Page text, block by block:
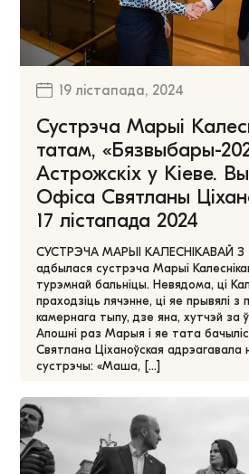
19 лістапада, 2024
Сустрэча Марыі
татам, «Бязвыбары-
Астрожскіх у Кіеве.
Офіса Святланы
17 лістапада 2024
СУСТРЭЧА МАРЫІ КАЛЕСНІКАВАЙ З
адбылася сустрэча Марыі
турэмнай бальніцы. Невядома, ці
праходзіць лячэнне, ці яе прывялі з
камернага тыпу, дзе яна, хутчэй за
Апошні раз Марыя і яе тата
Святлана Ціханоўская адрэагавала
сустрэчы: «Маша, […]